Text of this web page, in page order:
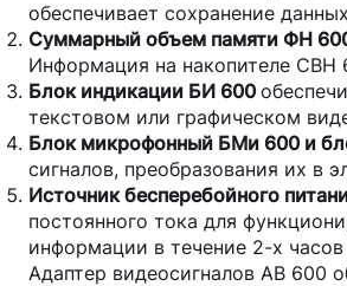
обеспечивает сохранение
Суммарный объем памяти ФН
Информация на накопителе СВН
Блок индикации БИ 600
текстовом или графическом
Блок микрофонный БМи 600 и
сигналов, преобразования их в
Источник бесперебойного
постоянного тока для
информации в течение 2-х
Адаптер видеосигналов АВ 600